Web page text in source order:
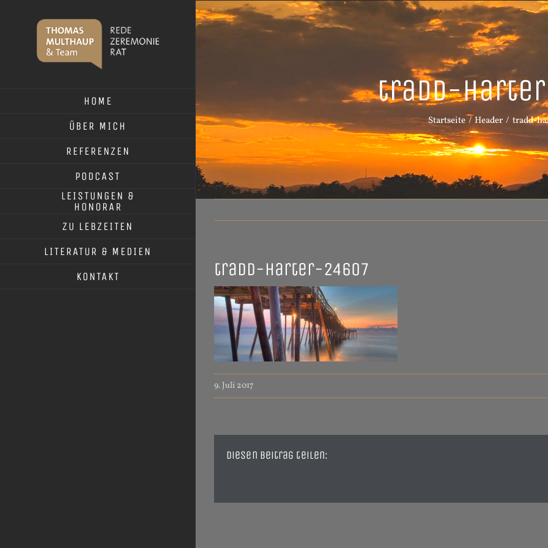
HOME
ÜBER MICH
REFERENZEN
PODCAST
LEISTUNGEN &
HONORAR
ZU LEBZEITEN
LITERATUR & MEDIEN
KONTAKT
tradd-
Startseite Header tradd-
tradd-harter-24607
9. Juli 2017
Diesen Beitrag teilen: